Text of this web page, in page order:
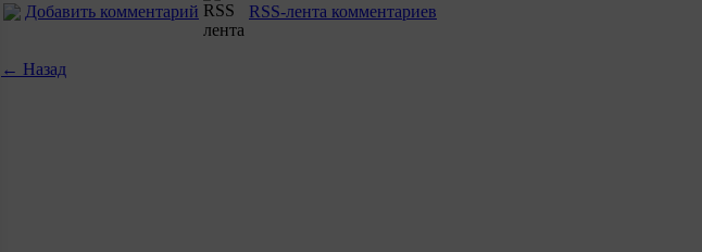
Добавить комментарий RSS-лента комментариев
← Назад